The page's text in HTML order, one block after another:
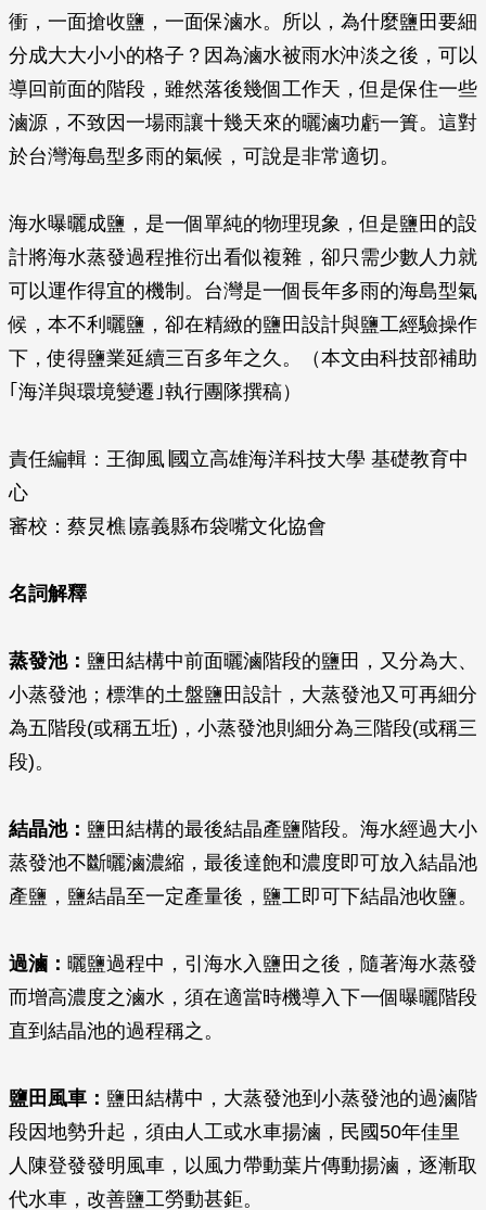
衝，一面搶收鹽，一面保滷水。所以，為什麼鹽田要細
分成大大小小的格子？因為滷水被雨水沖淡之後，可以
導回前面的階段，雖然落後幾個工作天，但是保住一些
滷源，不致因一場雨讓十幾天來的曬滷功虧一簣。這對
於台灣海島型多雨的氣候，可說是非常適切。
海水曝曬成鹽，是一個單純的物理現象，但是鹽田的設
計將海水蒸發過程推衍出看似複雜，卻只需少數人力就
可以運作得宜的機制。台灣是一個長年多雨的海島型氣
候，本不利曬鹽，卻在精緻的鹽田設計與鹽工經驗操作
下，使得鹽業延續三百多年之久。（本文由科技部補助
｢海洋與環境變遷｣執行團隊撰稿）
責任編輯：王御風∣國立高雄海洋科技大學 基礎教育中
心
審校：蔡炅樵∣嘉義縣布袋嘴文化協會
名詞解釋
蒸發池： 鹽田結構中前面曬滷階段的鹽田，又分為大、
小蒸發池；標準的土盤鹽田設計，大蒸發池又可再細分
為五階段(或稱五坵)，小蒸發池則細分為三階段(或稱三
段)。
結晶池： 鹽田結構的最後結晶產鹽階段。海水經過大小
蒸發池不斷曬滷濃縮，最後達飽和濃度即可放入結晶池
產鹽，鹽結晶至一定產量後，鹽工即可下結晶池收鹽。
過滷： 曬鹽過程中，引海水入鹽田之後，隨著海水蒸發
而增高濃度之滷水，須在適當時機導入下一個曝曬階段
直到結晶池的過程稱之。
鹽田風車： 鹽田結構中，大蒸發池到小蒸發池的過滷階
段因地勢升起，須由人工或水車揚滷，民國50年佳里
人陳登發發明風車，以風力帶動葉片傳動揚滷，逐漸取
代水車，改善鹽工勞動甚鉅。